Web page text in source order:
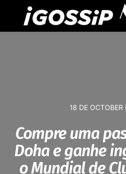
18 DE OCTOBER
Compre uma
Doha e ganhe
o Mundial de